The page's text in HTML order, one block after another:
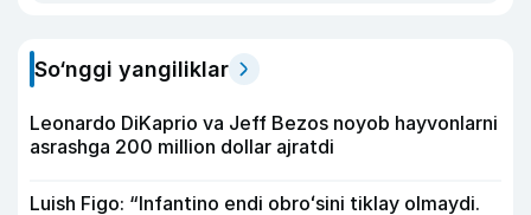
So‘nggi yangiliklar
Leonardo DiKaprio va Jeff Bezos noyob hayvonlarni
asrashga 200 million dollar ajratdi
Luish Figo: “Infantino endi obroʻsini tiklay olmaydi.